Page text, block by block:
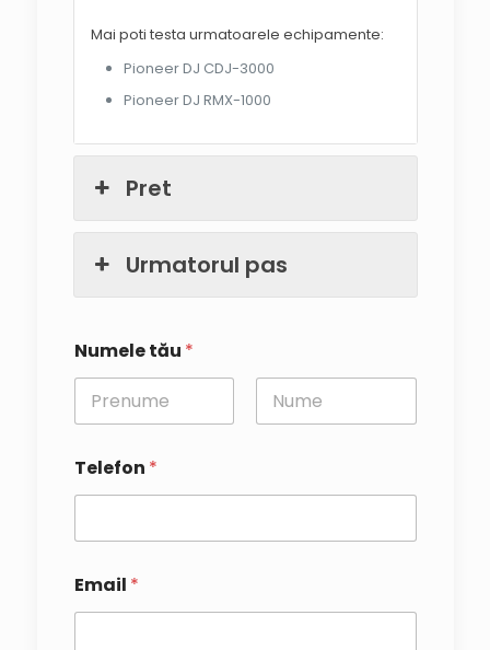
Mai poti testa urmatoarele echipamente:
Pioneer DJ CDJ-3000
Pioneer DJ RMX-1000
Pret
Urmatorul pas
Numele tău *
Telefon *
Email *